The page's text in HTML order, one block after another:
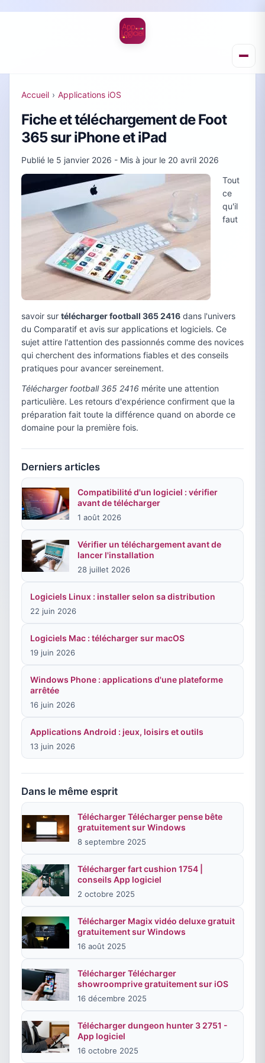
Accueil › Applications iOS
Fiche et téléchargement de Foot
365 sur iPhone et iPad
Publié le 5 janvier 2026 - Mis à jour le 20 avril 2026
Tout
ce
qu'il
faut
savoir sur télécharger football 365 2416 dans l'univers
du Comparatif et avis sur applications et logiciels. Ce
sujet attire l'attention des passionnés comme des novices
qui cherchent des informations fiables et des conseils
pratiques pour avancer sereinement.
Télécharger football 365 2416 mérite une attention
particulière. Les retours d'expérience confirment que la
préparation fait toute la différence quand on aborde ce
domaine pour la première fois.
Derniers articles
Compatibilité d'un logiciel : vérifier
avant de télécharger
1 août 2026
Vérifier un téléchargement avant de
lancer l'installation
28 juillet 2026
Logiciels Linux : installer selon sa distribution
22 juin 2026
Logiciels Mac : télécharger sur macOS
19 juin 2026
Windows Phone : applications d'une plateforme
arrêtée
16 juin 2026
Applications Android : jeux, loisirs et outils
13 juin 2026
Dans le même esprit
Télécharger Télécharger pense bête
gratuitement sur Windows
8 septembre 2025
Télécharger fart cushion 1754 |
conseils App logiciel
2 octobre 2025
Télécharger Magix vidéo deluxe gratuit
gratuitement sur Windows
16 août 2025
Télécharger Télécharger
showroomprive gratuitement sur iOS
16 décembre 2025
Télécharger dungeon hunter 3 2751 -
App logiciel
16 octobre 2025